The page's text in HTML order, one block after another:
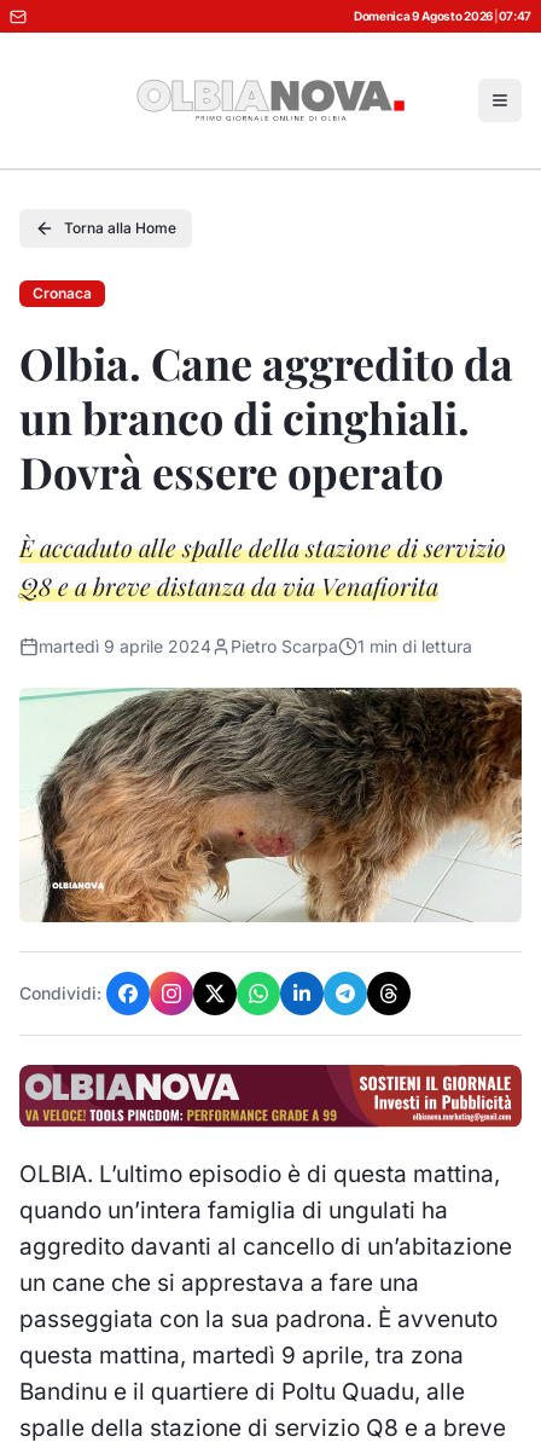
Domenica 9 Agosto 2026 07:47
Torna alla Home
Cronaca
Olbia. Cane aggredito da
un branco di cinghiali.
Dovrà essere operato
È accaduto alle spalle della stazione di servizio
Q8 e a breve distanza da via Venafiorita
martedì 9 aprile 2024 Pietro Scarpa 1 min di lettura
Condividi:
OLBIA. L’ultimo episodio è di questa mattina,
quando un’intera famiglia di ungulati ha
aggredito davanti al cancello di un’abitazione
un cane che si apprestava a fare una
passeggiata con la sua padrona. È avvenuto
questa mattina, martedì 9 aprile, tra zona
Bandinu e il quartiere di Poltu Quadu, alle
spalle della stazione di servizio Q8 e a breve